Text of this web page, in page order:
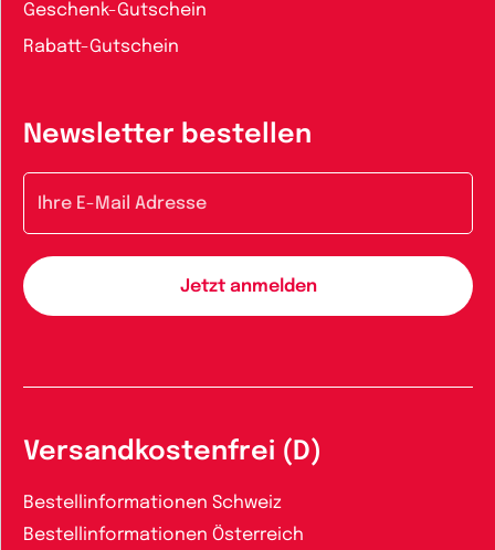
Geschenk-Gutschein
Rabatt-Gutschein
Newsletter bestellen
Versandkostenfrei (D)
Bestellinformationen Schweiz
Bestellinformationen Österreich